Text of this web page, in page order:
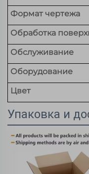
Формат чертежа
Обработка
Обслуживание
Оборудование
Цвет
Упаковка и